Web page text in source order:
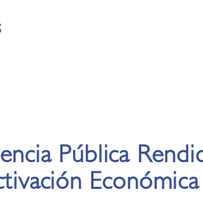
Pública
Económica